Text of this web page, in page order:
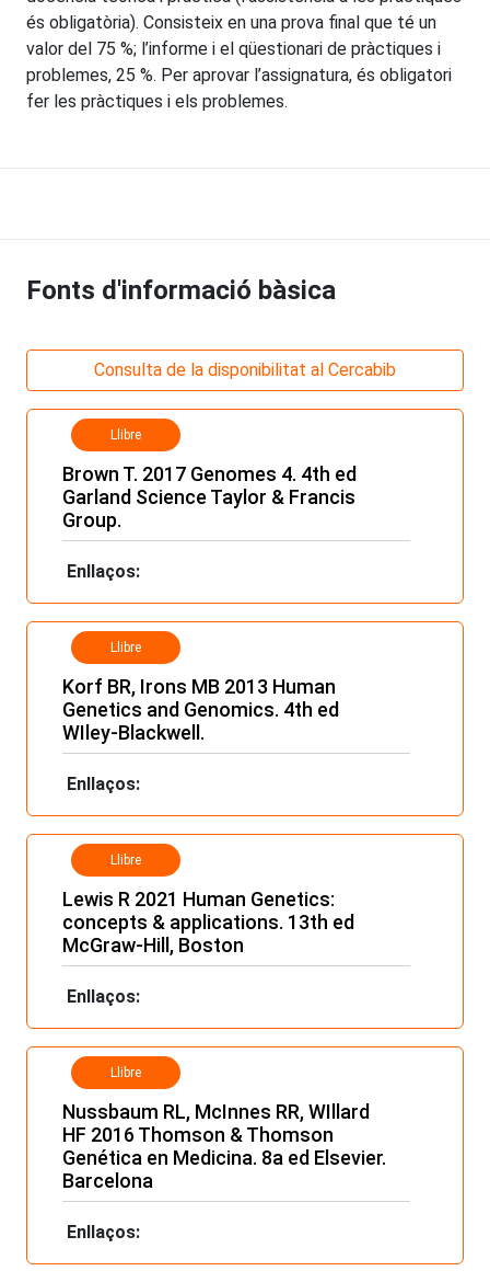
és obligatòria). Consisteix en una prova final que té un
valor del 75 %; l’informe i el qüestionari de pràctiques i
problemes, 25 %. Per aprovar l’assignatura, és obligatori
fer les pràctiques i els problemes.
Fonts d'informació bàsica
Consulta de la disponibilitat al Cercabib
Llibre
Brown T. 2017 Genomes 4. 4th ed
Garland Science Taylor & Francis
Group.
Enllaços:
Llibre
Korf BR, Irons MB 2013 Human
Genetics and Genomics. 4th ed
WIley-Blackwell.
Enllaços:
Llibre
Lewis R 2021 Human Genetics:
concepts & applications. 13th ed
McGraw-Hill, Boston
Enllaços:
Llibre
Nussbaum RL, McInnes RR, WIllard
HF 2016 Thomson & Thomson
Genética en Medicina. 8a ed Elsevier.
Barcelona
Enllaços: